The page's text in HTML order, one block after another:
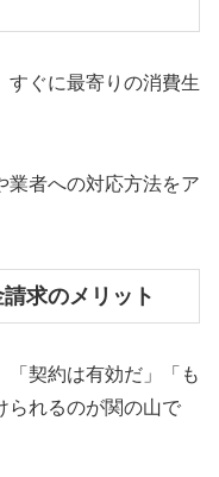
すぐに最寄りの消費生
業者への対応方法をア
求のメリット
「契約は有効だ」「も
られるのが関の山で